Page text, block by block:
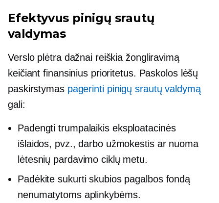
Efektyvus pinigų srautų
valdymas
Verslo plėtra dažnai reiškia žongliravimą
keičiant finansinius prioritetus. Paskolos lėšų
paskirstymas pagerinti pinigų srautų valdymą
gali:
Padengtitrumpalaikiseksploatacinės
išlaidos, pvz., darbo užmokestis ar nuoma
lėtesnių pardavimo ciklų metu.
Padėkite sukurti skubios pagalbos fondą
nenumatytoms aplinkybėms.